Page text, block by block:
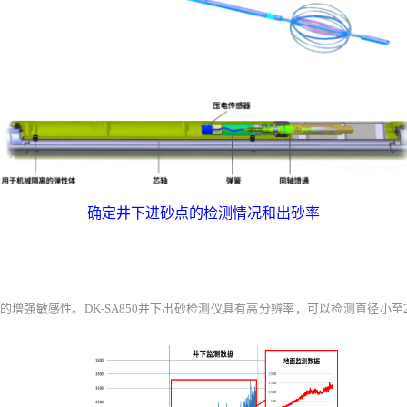
确定井下进砂点的检测情况和出砂率
增强敏感性。 DK-SA850井下出砂检测 仪具有高分辨率，可以检测直径小至